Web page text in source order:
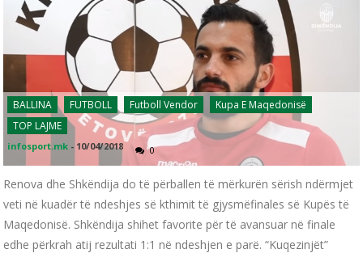
BALLINA FUTBOLL Futboll Vendor
Kupa E Maqedonisë
TOP LAJME
infosport.mk - 10/04/2018 0
Renova dhe Shkëndija do të përballen të mërkurën sërish ndërmjet
veti në kuadër të ndeshjes së kthimit të gjysmëfinales së Kupës të
Maqedonisë. Shkëndija shihet favorite për të avansuar në finale
edhe përkrah atij rezultati 1:1 në ndeshjen e parë. “Kuqezinjët”